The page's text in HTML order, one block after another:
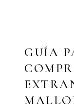
GUÍA